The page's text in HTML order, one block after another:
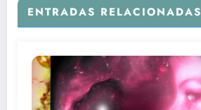
ENTRADAS RELACIONADAS